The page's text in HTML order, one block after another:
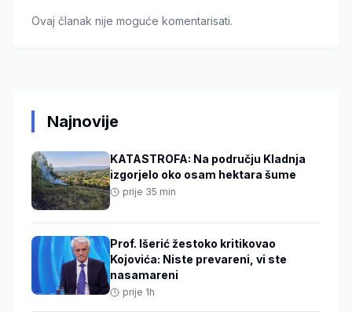
Ovaj članak nije moguće komentarisati.
Najnovije
KATASTROFA: Na području Kladnja
izgorjelo oko osam hektara šume
prije 35 min
Prof. Išerić žestoko kritikovao
Kojovića: Niste prevareni, vi ste
nasamareni
prije 1h